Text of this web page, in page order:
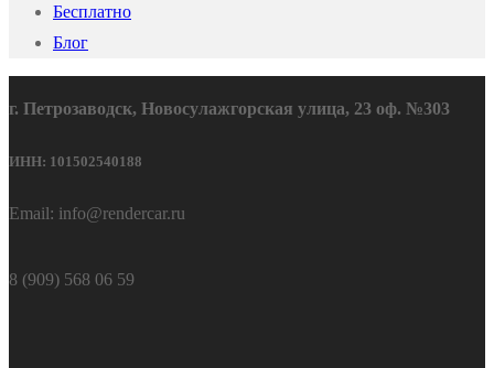
Бесплатно
Блог
г. Петрозаводск, Новосулажгорская улица, 23 оф. №303
ИНН: 101502540188
Email: info@rendercar.ru
8 (909) 568 06 59